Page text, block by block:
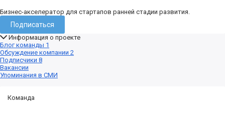
Бизнес-акселератор для стартапов ранней стадии развития.
Подписаться
Информация о проекте
Блог команды 1
Обсуждение компании 2
Подписчики 8
Вакансии
Упоминания в СМИ
Команда